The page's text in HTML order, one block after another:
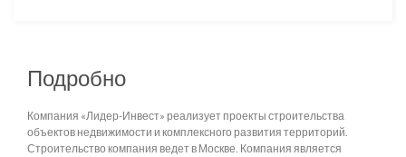
Подробно
Компания «Лидер-Инвест» реализует проекты строительства
объектов недвижимости и комплексного развития территорий.
Строительство компания ведет в Москве. Компания является